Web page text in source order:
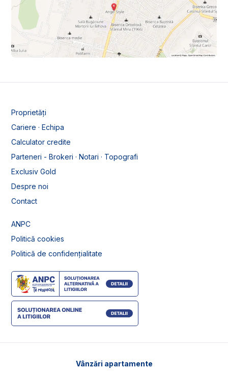
Proprietăți
Cariere · Echipa
Calculator credite
Parteneri - Brokeri · Notari · Topografi
Exclusiv Gold
Despre noi
Contact
ANPC
Politică cookies
Politică de confidențialitate
Vânzări apartamente